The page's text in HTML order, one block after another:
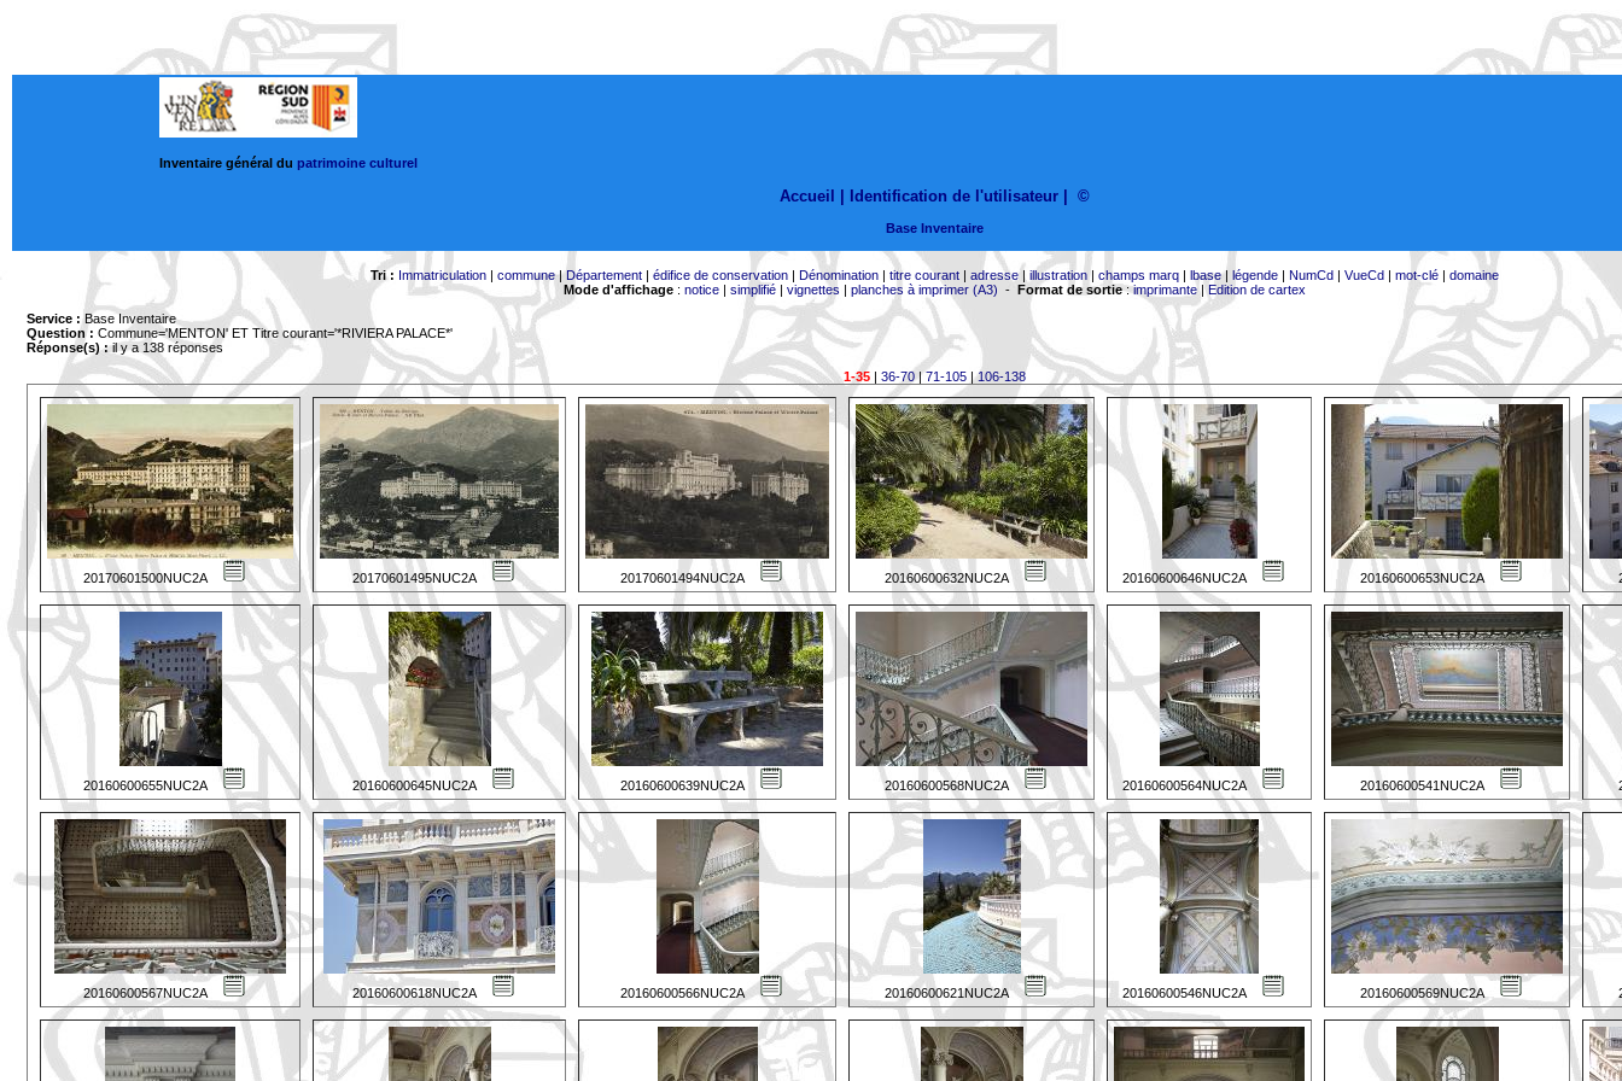
Inventaire général du patrimoine culturel
Accueil | Identification de l'utilisateur ©
Base Inventaire
Tri : Immatriculation| commune|Département| édifice de conservation| Dénomination| titre courant| adresse| illustration| champs marq| lbase| légende| NumCd| VueCd| mot-clé| domaine
Mode d'affichage: notice| simplifié| vignettes | planches à imprimer (A3) - Format de sortie:imprimante|Edition de cartex
Service : Base Inventaire
Question : Commune='MENTON' ET Titre courant='*RIVIERA PALACE*'
Réponse(s) :il y a 138 réponses
1-35| 36-70|71-105|106-138
20170601500NUC2A 20170601495NUC2A 20170601494NUC2A 20160600632NUC2A 20160600646NUC2A 20160600653NUC2A
20160600655NUC2A 20160600645NUC2A 20160600639NUC2A 20160600568NUC2A 20160600564NUC2A 20160600541NUC2A
20160600567NUC2A 20160600618NUC2A 20160600566NUC2A 20160600621NUC2A 20160600546NUC2A 20160600569NUC2A